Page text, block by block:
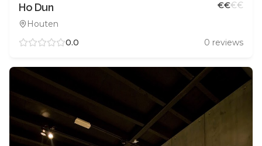
Ho Dun
Houten
€€€€
0.0 0 reviews